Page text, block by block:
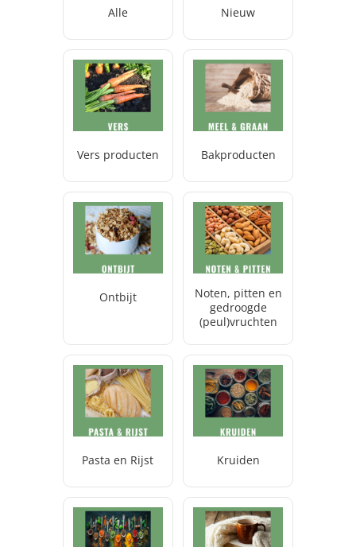
Alle Nieuw
Vers producten Bakproducten
Ontbijt
Noten, pitten en
gedroogde
(peul)vruchten
Pasta en Rijst Kruiden